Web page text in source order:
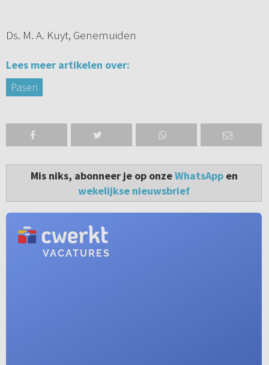
Ds. M. A. Kuyt, Genemuiden
Lees meer artikelen over:
Pasen
Mis niks, abonneer je op onzeWhatsAppen
wekelijkse nieuwsbrief